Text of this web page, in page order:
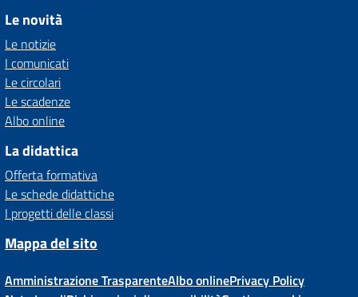
Le novità
Le notizie
I comunicati
Le circolari
Le scadenze
Albo online
La didattica
Offerta formativa
Le schede didattiche
I progetti delle classi
Mappa del sito
Amministrazione TrasparenteAlbo onlinePrivacy Policy